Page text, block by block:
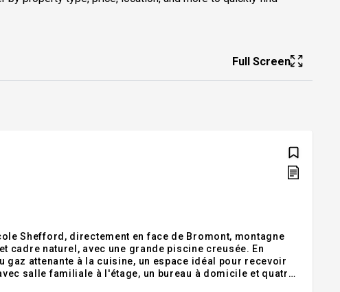
Full Screen
Shefford, directement en face de Bromont, montagne
cadre naturel, avec une grande piscine creusée. En
attenante à la cuisine, un espace idéal pour recevoir
salle familiale à l'étage, un bureau à domicile et quatre